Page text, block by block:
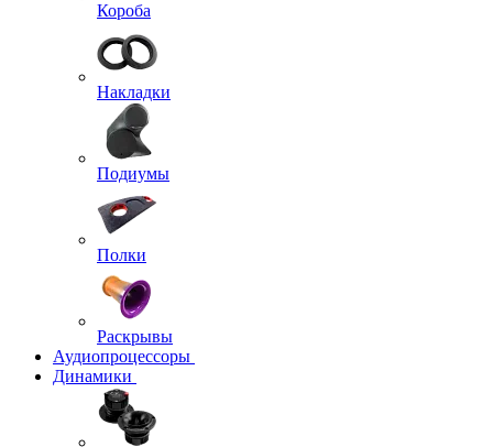
Короба
Накладки
Подиумы
Полки
Раскрывы
Аудиопроцессоры
Динамики